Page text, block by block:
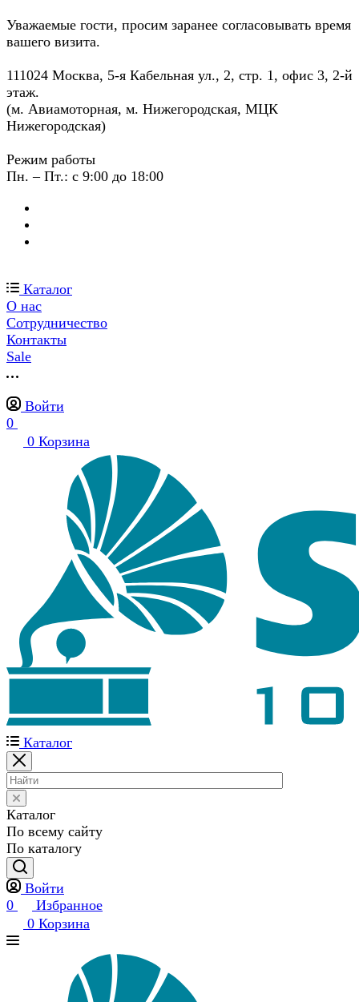
Уважаемые гости, просим заранее согласовывать время
вашего визита.
111024 Москва, 5-я Кабельная ул., 2, стр. 1, офис 3, 2-й
этаж.
(м. Авиамоторная, м. Нижегородская, МЦК
Нижегородская)
Режим работы
Пн. – Пт.: с 9:00 до 18:00
Каталог
О нас
Сотрудничество
Контакты
Sale
Войти
0
0 Корзина
Каталог
Каталог
По всему сайту
По каталогу
Войти
0
Избранное
0 Корзина